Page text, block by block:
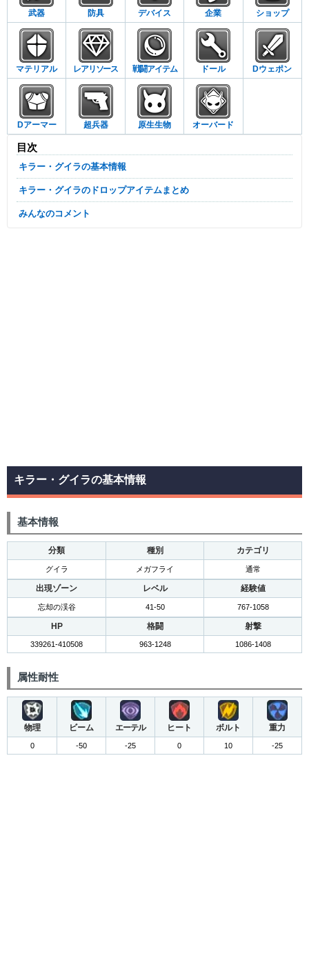
武器 防具 デバイス 企業 ショップ
マテリアル レアリソース 戦闘アイテム ドール Dウェポン
Dアーマー 超兵器 原生生物 オーバード
目次
キラー・グイラの基本情報
キラー・グイラのドロップアイテムまとめ
みんなのコメント
キラー・グイラの基本情報
基本情報
分類 種別 カテゴリ
グイラ メガフライ 通常
出現ゾーン レベル 経験値
忘却の渓谷 41-50 767-1058
HP 格闘 射撃
339261-410508 963-1248 1086-1408
属性耐性
物理 ビーム エーテル ヒート ボルト 重力
0 -50 -25 0 10 -25